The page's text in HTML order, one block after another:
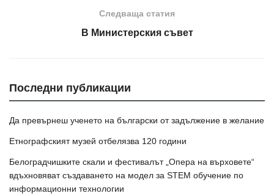
Следваща статия
В Министерския съвет
Последни публикации
Да превърнеш ученето на български от задължение в желание
Етнографският музей отбелязва 120 години
Белоградчишките скали и фестивалът „Опера на върховете“
вдъхновяват създаването на модел за STEM обучение по
информационни технологии